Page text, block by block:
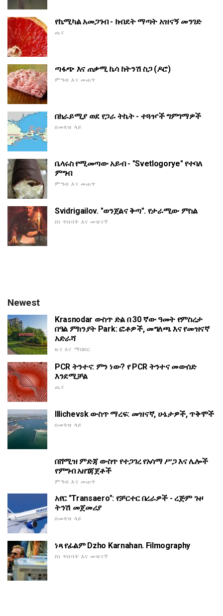
የኬሚካል አመጋገብ - ክብደት ማጣት አዝናኝ መንገድ
ጤና
ጣፋጭ እና ጠቃሚ ኬሳ ከትንሽ ስጋ (ዶሮ)
ምግብ እና መጠጥ
በክራይሚያ ወደ የጋራ ትኬት - ተጓዦች ግምገማዎች
በመጓዝ ላይ
ቤላሩስ የሚመጣው አይብ - "Svetlogorye" የተባለ
ምግብ
ምግብ እና መጠጥ
Svidrigailov. "ወንጀልና ቅጣ". የታራሚው ምስል
ስነ ጥበባት እና መዝናኛ
Newest
Krasnodar ውስጥ ድል በ 30 ኛው ዓመት የምስረታ
በዓል ምክንያት Park: ፎቶዎች, መግለጫ እና የመዝናኛ
አድራሻ
ዜና እና ማህበር
PCR ትንተና: ምን ነው? የ PCR ትንተና መውሰድ
እንደሚቻል
ጤና
Illichevsk ውስጥ ማረፍ: መዝናኛ, ሁኔታዎች, ጥቅሞች
በመጓዝ ላይ
በሸሚዝ ምድጃ ውስጥ የተጋገረ የአሳማ ሥጋ እና ሌሎች
የምግብ አዘገጃጀቶች
ምግብ እና መጠጥ
አየር "Transaero": የቻርተር በረራዎች - ረጅም ጉዞ
ትንሽ መጀመሪያ
በመጓዝ ላይ
ነጻ የፊልም Dzho Karnahan. Filmography
ስነ ጥበባት እና መዝናኛ